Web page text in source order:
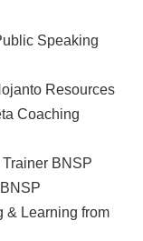
Speaking
Resources
Coaching
BNSP
& Learning from